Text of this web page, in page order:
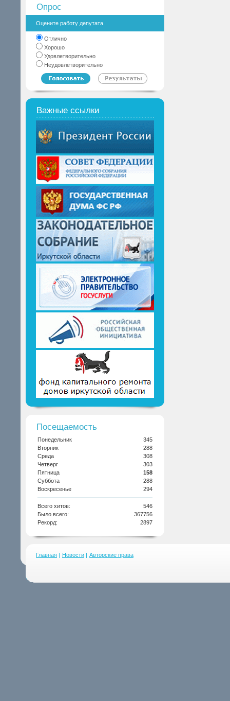
Опрос
Оцените работу депутата
Отлично
Хорошо
Удовлетворительно
Неудовлетворительно
Важные ссылки
Посещаемость
Понедельник
345
Вторник
288
Среда
308
Четверг
303
Пятница
158
Суббота
288
Воскресенье
294
Всего хитов:
546
Было всего:
367756
Рекорд:
2897
Главная | Новости | Авторские права